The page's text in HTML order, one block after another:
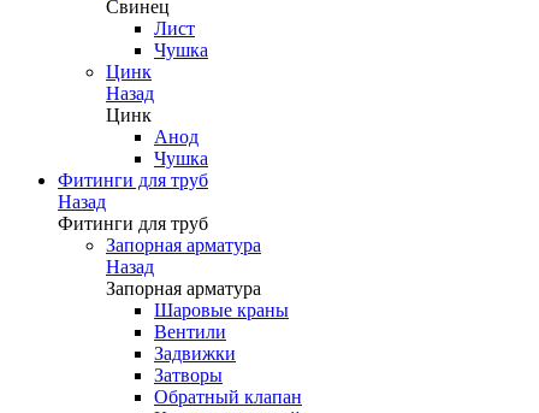
Свинец
Лист
Чушка
Цинк
Назад
Цинк
Анод
Чушка
Фитинги для труб
Назад
Фитинги для труб
Запорная арматура
Назад
Запорная арматура
Шаровые краны
Вентили
Задвижки
Затворы
Обратный клапан